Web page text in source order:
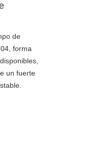
de
forma
un fuerte